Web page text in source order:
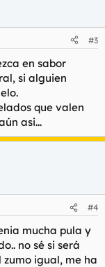
#3
en sabor
si alguien
que valen
asi...
#4
mucha pula y
no sé si será
igual, me ha